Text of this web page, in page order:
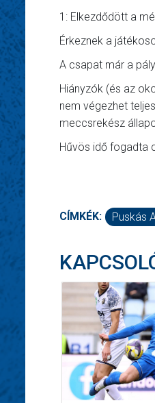
1: Elkezdődött a
Érkeznek a
A csapat már a
Hiányzók (és az
nem végezhet
meccsrekész
Hűvös idő fogadta
CÍMKÉK: Puskás